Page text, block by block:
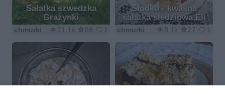
Sałatka szwedzka
Grażynki
21.1k 88 1
chmurki
Słodko - kwaśna
sałatka śledziowa Eli
8.1k 27 1
chmurki